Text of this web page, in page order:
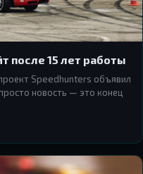
после 15 лет работы
Speedhunters объявил
новость — это конец